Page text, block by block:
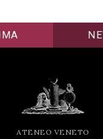
ATENEO VENETO